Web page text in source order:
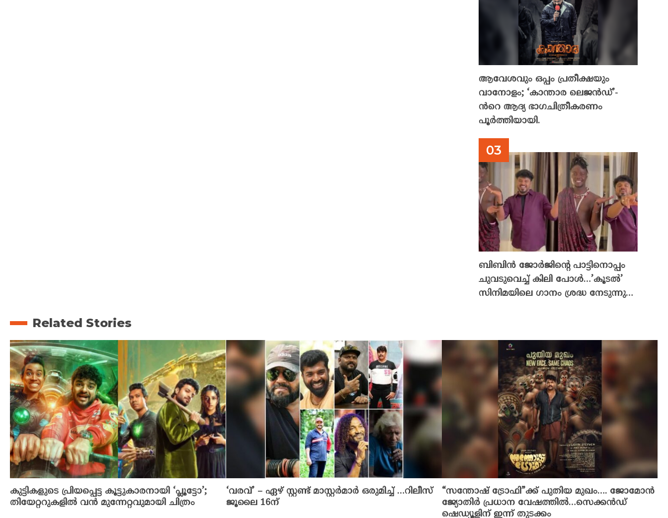
ആവേശവും ഒപ്പം പ്രതീക്ഷയും
വാനോളം; ‘കാന്താര ലെജൻഡ്’-
ൻറെ ആദ്യ ഭാഗചിത്രീകരണം
പൂർത്തിയായി.
ബിബിൻ ജോർജിന്റെ പാട്ടിനൊപ്പം
ചുവടുവെച്ച് കിലി പോൾ…’കൂടൽ’
സിനിമയിലെ ഗാനം ശ്രദ്ധ നേടുന്നു…
Related Stories
കുട്ടികളുടെ പ്രിയപ്പെട്ട കൂട്ടുകാരനായി ‘പ്ലൂട്ടോ’;
തിയേറ്ററുകളിൽ വൻ മുന്നേറ്റവുമായി ചിത്രം
‘വരവ്’ – ഏഴ് സ്റ്റണ്ട് മാസ്റ്റർമാർ ഒരുമിച്ച് …റിലീസ്
ജൂലൈ 16ന്
“സന്തോഷ് ട്രോഫി”ക്ക് പുതിയ മുഖം…. ജോമോൻ
ജ്യോതിർ പ്രധാന വേഷത്തിൽ…സെക്കൻഡ്
ഷെഡ്യൂളിന് ഇന്ന് തുടക്കം